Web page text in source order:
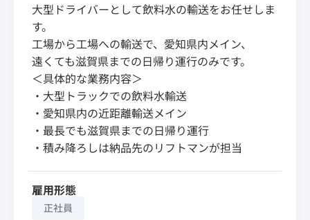
大型ドライバーとして飲料水の輸送をお任せしま
す。
工場から工場への輸送で、愛知県内メイン、
遠くても滋賀県までの日帰り運行のみです。
＜具体的な業務内容＞
・大型トラックでの飲料水輸送
・愛知県内の近距離輸送メイン
・最長でも滋賀県までの日帰り運行
・積み降ろしは納品先のリフトマンが担当
雇用形態
正社員